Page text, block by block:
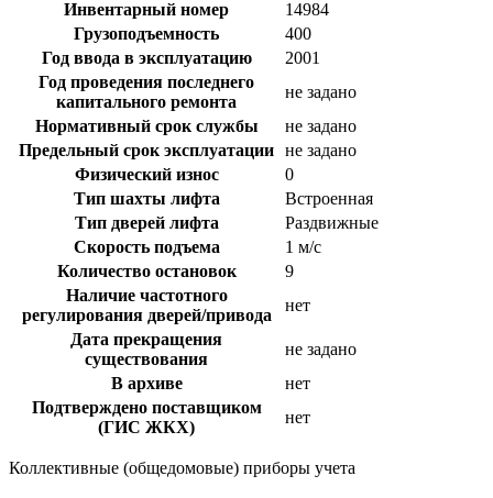
Инвентарный номер
14984
Грузоподъемность
400
Год ввода в эксплуатацию
2001
Год проведения последнего
капитального ремонта
не задано
Нормативный срок службы
не задано
Предельный срок эксплуатации не задано
Физический износ
0
Тип шахты лифта
Встроенная
Тип дверей лифта
Раздвижные
Скорость подъема
1 м/с
Количество остановок
9
Наличие частотного
регулирования дверей/привода
нет
Дата прекращения
существования
не задано
В архиве
нет
Подтверждено поставщиком
(ГИС ЖКХ)
нет
Коллективные (общедомовые) приборы учета